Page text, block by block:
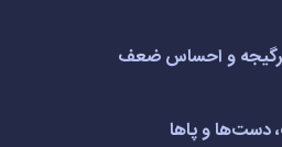
و احساس ضعف
دست‌ها و پاها